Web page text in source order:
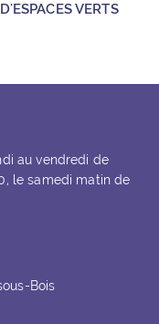
VERTS
au vendredi de
le samedi matin de
Bois